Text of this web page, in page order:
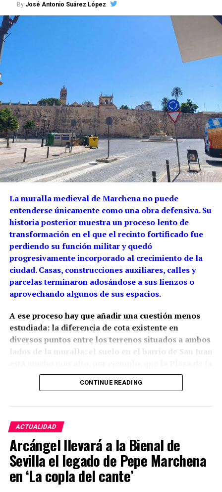
By José Antonio Suárez López
La muralla medieval de Marchena no puede
entenderse únicamente como una obra defensiva. Su
historia posterior muestra un proceso lento de
transformación en el que el recinto fortificado fue
perdiendo su función militar y quedó
progresivamente incorporado al crecimiento de la
ciudad. Casas, construcciones auxiliares, calles y
parcelas terminaron adosándose a sus lienzos o
aprovechando algunos de sus espacios.
A ese proceso hay que añadir una cuestión menos
estudiada: la diferencia de cota existente en
diversos puntos entre los terrenos situados a ambos
lados de la muralla: el suelo en el barrio de San Juan
Constitución.La arqueología ha demostrado que
esta relación con el relieve estaba presente desde la
rellenos, excavaciones y modificaciones urbanas.
Siglo XIII: una muralla adaptada
al relieve
CONTINUE READING
ACTUALIDAD
Arcángel llevará a la Bienal de
Sevilla el legado de Pepe Marchena
en ‘La copla del cante’